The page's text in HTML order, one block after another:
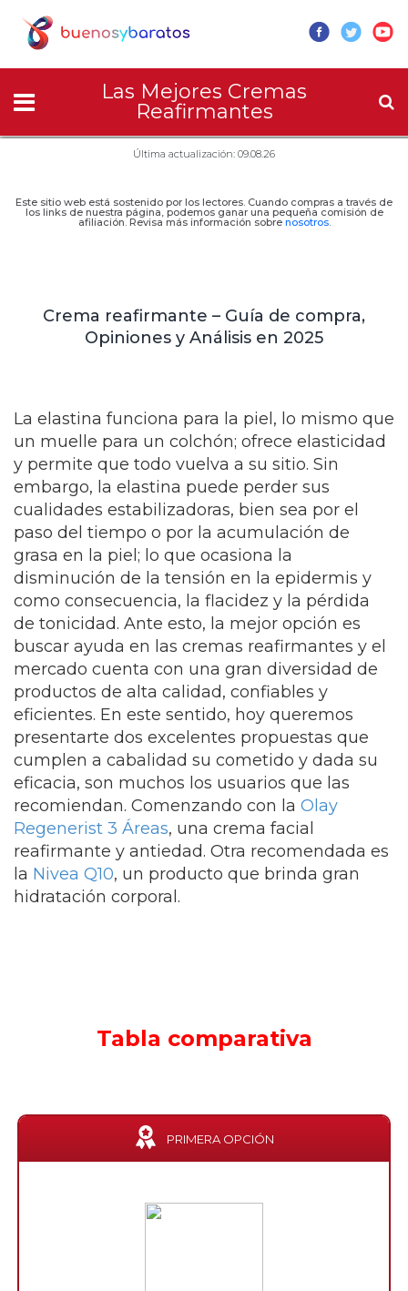
Las Mejores Cremas
Reafirmantes
Última actualización: 09.08.26
Este sitio web está sostenido por los lectores. Cuando compras a través de
los links de nuestra página, podemos ganar una pequeña comisión de
afiliación. Revisa más información sobre nosotros.
Crema reafirmante – Guía de compra,
Opiniones y Análisis en 2025
La elastina funciona para la piel, lo mismo que
un muelle para un colchón; ofrece elasticidad
y permite que todo vuelva a su sitio. Sin
embargo, la elastina puede perder sus
cualidades estabilizadoras, bien sea por el
paso del tiempo o por la acumulación de
grasa en la piel; lo que ocasiona la
disminución de la tensión en la epidermis y
como consecuencia, la flacidez y la pérdida
de tonicidad. Ante esto, la mejor opción es
buscar ayuda en las cremas reafirmantes y el
mercado cuenta con una gran diversidad de
productos de alta calidad, confiables y
eficientes. En este sentido, hoy queremos
presentarte dos excelentes propuestas que
cumplen a cabalidad su cometido y dada su
eficacia, son muchos los usuarios que las
recomiendan. Comenzando con la Olay
Regenerist 3 Áreas, una crema facial
reafirmante y antiedad. Otra recomendada es
la Nivea Q10, un producto que brinda gran
hidratación corporal.
Tabla comparativa
PRIMERA OPCIÓN